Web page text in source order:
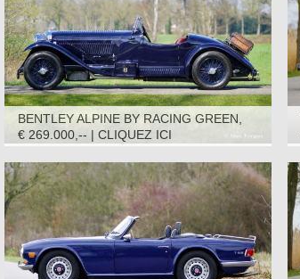
BENTLEY ALPINE BY RACING GREEN,
1950
€ 269.000,-- | CLIQUEZ ICI